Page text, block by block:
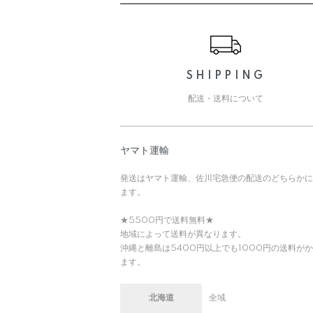
SHIPPING
配送・送料について
ヤマト運輸
発送はヤマト運輸、佐川宅急便の配送のどちらか
ます。
★5500円で送料無料★
地域によって送料が異なります。
沖縄と離島は5400円以上でも1000円の送料が
ます。
北海道 全域